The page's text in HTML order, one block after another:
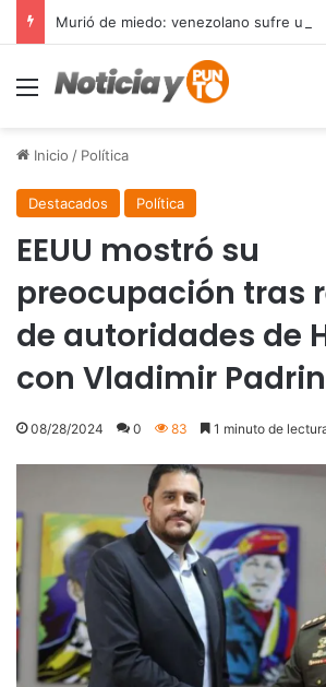
Menú
Inicio / Política
Destacados Política
EEUU mostró su
preocupación tras
de autoridades de
con Vladimir
08/28/2024 0 83 1 minuto de